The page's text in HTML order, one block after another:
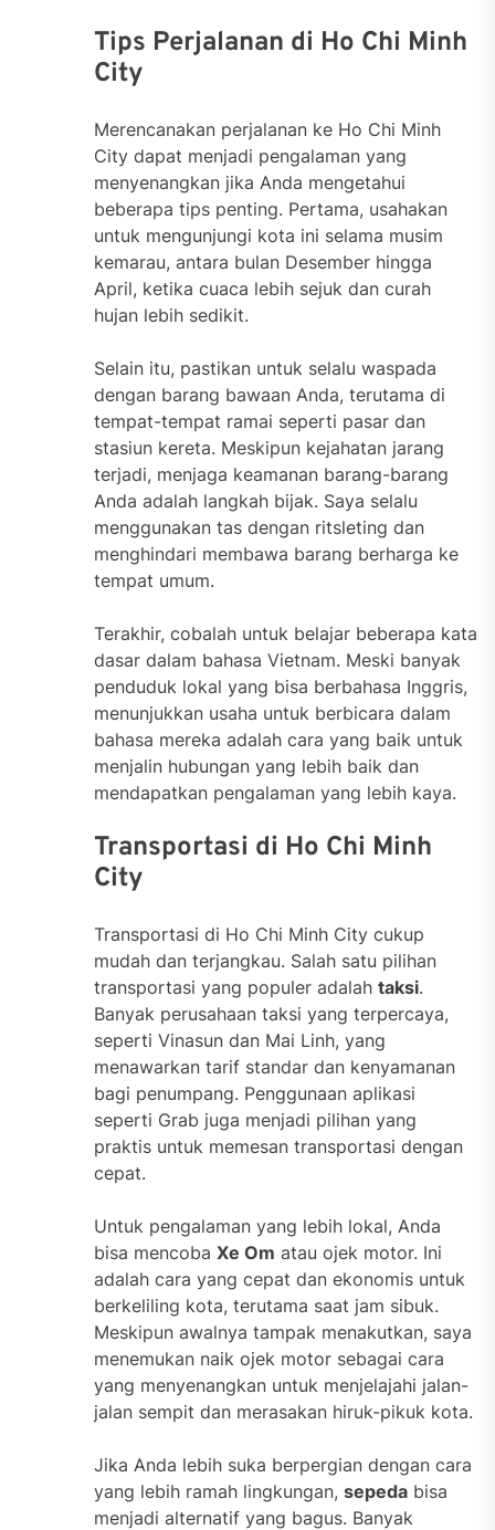
Tips Perjalanan di Ho Chi Minh
City
Merencanakan perjalanan ke Ho Chi Minh
City dapat menjadi pengalaman yang
menyenangkan jika Anda mengetahui
beberapa tips penting. Pertama, usahakan
untuk mengunjungi kota ini selama musim
kemarau, antara bulan Desember hingga
April, ketika cuaca lebih sejuk dan curah
hujan lebih sedikit.
Selain itu, pastikan untuk selalu waspada
dengan barang bawaan Anda, terutama di
tempat-tempat ramai seperti pasar dan
stasiun kereta. Meskipun kejahatan jarang
terjadi, menjaga keamanan barang-barang
Anda adalah langkah bijak. Saya selalu
menggunakan tas dengan ritsleting dan
menghindari membawa barang berharga ke
tempat umum.
Terakhir, cobalah untuk belajar beberapa kata
dasar dalam bahasa Vietnam. Meski banyak
penduduk lokal yang bisa berbahasa Inggris,
menunjukkan usaha untuk berbicara dalam
bahasa mereka adalah cara yang baik untuk
menjalin hubungan yang lebih baik dan
mendapatkan pengalaman yang lebih kaya.
Transportasi di Ho Chi Minh
City
Transportasi di Ho Chi Minh City cukup
mudah dan terjangkau. Salah satu pilihan
transportasi yang populer adalah taksi.
Banyak perusahaan taksi yang terpercaya,
seperti Vinasun dan Mai Linh, yang
menawarkan tarif standar dan kenyamanan
bagi penumpang. Penggunaan aplikasi
seperti Grab juga menjadi pilihan yang
praktis untuk memesan transportasi dengan
cepat.
Untuk pengalaman yang lebih lokal, Anda
bisa mencoba Xe Om atau ojek motor. Ini
adalah cara yang cepat dan ekonomis untuk
berkeliling kota, terutama saat jam sibuk.
Meskipun awalnya tampak menakutkan, saya
menemukan naik ojek motor sebagai cara
yang menyenangkan untuk menjelajahi jalan-
jalan sempit dan merasakan hiruk-pikuk kota.
Jika Anda lebih suka berpergian dengan cara
yang lebih ramah lingkungan, sepeda bisa
menjadi alternatif yang bagus. Banyak